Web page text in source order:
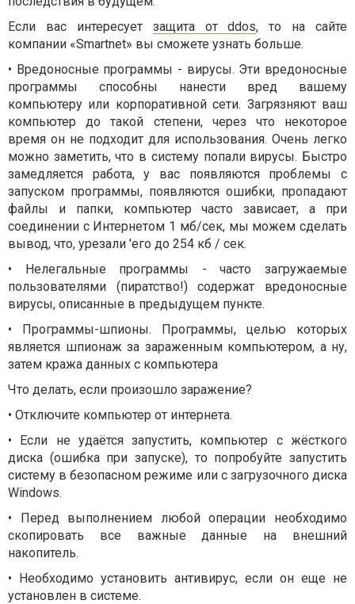
Если вас интересует защита от ddos, то на сайте
компании «Smartnet» вы сможете узнать больше.
• Вредоносные программы - вирусы. Эти вредоносные
программы способны нанести вред вашему
компьютеру или корпоративной сети. Загрязняют ваш
компьютер до такой степени, через что некоторое
время он не подходит для использования. Очень легко
можно заметить, что в систему попали вирусы. Быстро
замедляется работа, у вас появляются проблемы с
запуском программы, появляются ошибки, пропадают
файлы и папки, компьютер часто зависает, а при
соединении с Интернетом 1 мб/сек, мы можем сделать
вывод, что, урезали 'его до 254 кб / сек.
• Нелегальные программы - часто загружаемые
пользователями (пиратство!) содержат вредоносные
вирусы, описанные в предыдущем пункте.
• Программы-шпионы. Программы, целью которых
является шпионаж за зараженным компьютером, а ну,
затем кража данных с компьютера
Что делать, если произошло заражение?
• Отключите компьютер от интернета.
• Если не удаётся запустить, компьютер с жёсткого
диска (ошибка при запуске), то попробуйте запустить
систему в безопасном режиме или с загрузочного диска
Windows.
• Перед выполнением любой операции необходимо
скопировать все важные данные на внешний
накопитель.
• Необходимо установить антивирус, если он еще не
установлен в системе.